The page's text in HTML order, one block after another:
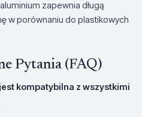
zapewnia długą
w porównaniu do plastikowych
Pytania (FAQ)
kompatybilna z wszystkimi